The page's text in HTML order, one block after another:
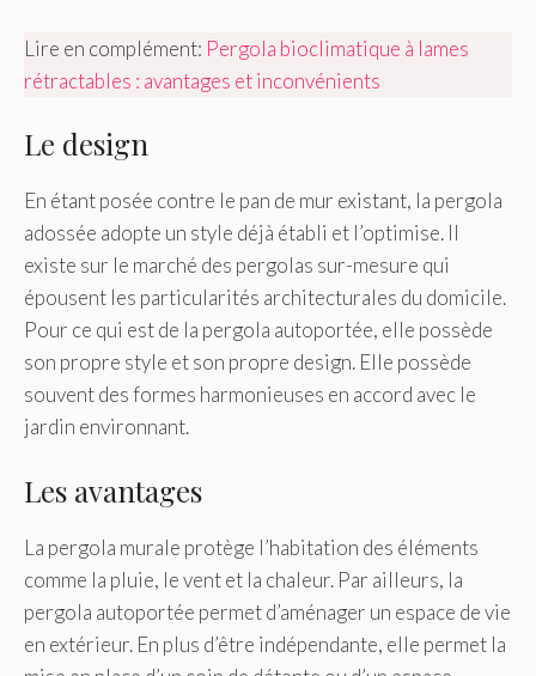
Lire en complément: Pergola bioclimatique à lames
rétractables : avantages et inconvénients
Le design
En étant posée contre le pan de mur existant, la pergola
adossée adopte un style déjà établi et l’optimise. Il
existe sur le marché des pergolas sur-mesure qui
épousent les particularités architecturales du domicile.
Pour ce qui est de la pergola autoportée, elle possède
son propre style et son propre design. Elle possède
souvent des formes harmonieuses en accord avec le
jardin environnant.
Les avantages
La pergola murale protège l’habitation des éléments
comme la pluie, le vent et la chaleur. Par ailleurs, la
pergola autoportée permet d’aménager un espace de vie
en extérieur. En plus d’être indépendante, elle permet la